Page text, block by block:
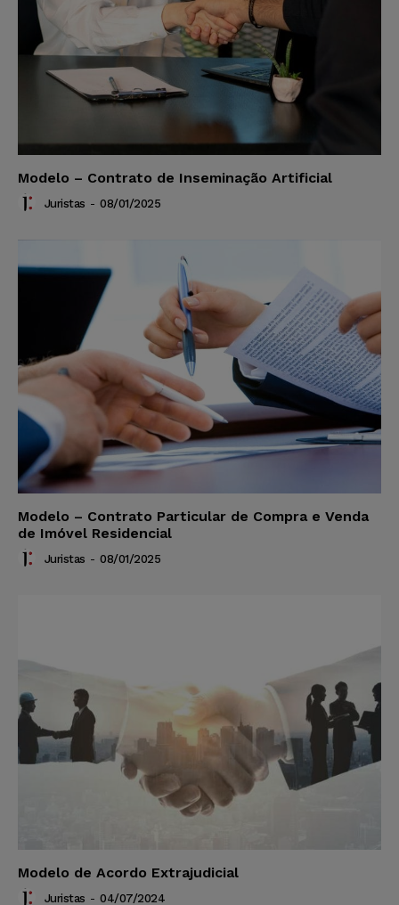
Modelo – Contrato de Inseminação Artificial
Juristas - 08/01/2025
Modelo – Contrato Particular de Compra e Venda
de Imóvel Residencial
Juristas - 08/01/2025
Modelo de Acordo Extrajudicial
Juristas - 04/07/2024